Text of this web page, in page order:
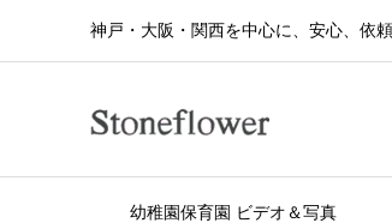
神戸・大阪・関西を中心に、安心、依
幼稚園保育園 ビデオ＆写真